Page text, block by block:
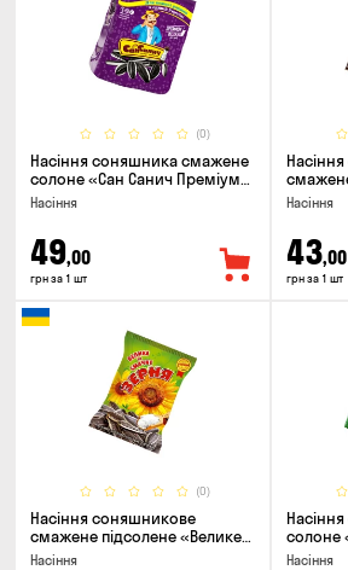
(0)
Насіння соняшника смажене
солоне «Сан Санич Преміум
смугасте», 95г
Насіння
49,00
грн за 1 шт
ЗЕРНЯ»,
Насіння
43,00
грн за 1 шт
(0)
Насіння соняшникове
смажене підсолене «Велике
та смачне ЗЕРНЯ», 90г
Насіння
солоне
Насіння